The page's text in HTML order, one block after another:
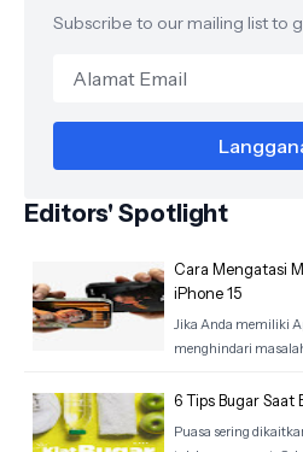
Subscribe to our mailing list to
Editors' Spotlight
Cara Mengatasi
iPhone 15
Jika Anda memiliki
menghindari
6 Tips Bugar Saat
Puasa sering